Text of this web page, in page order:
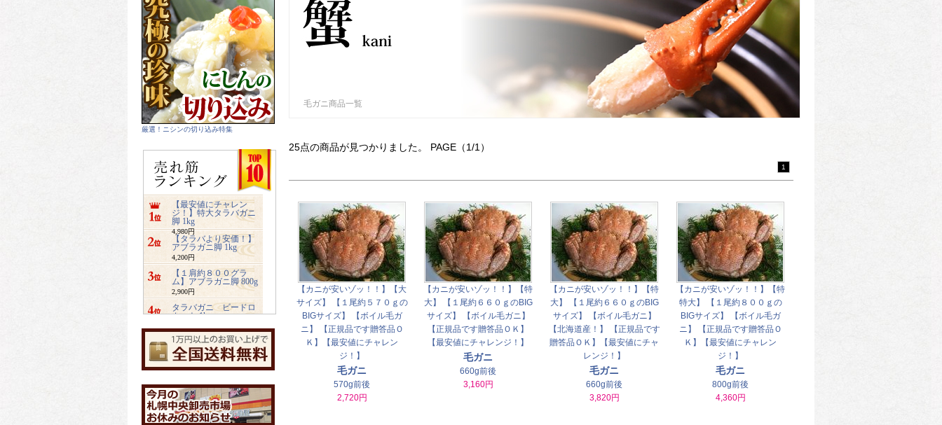
毛ガニ商品一覧
25点の商品が見つかりました。 PAGE（1/1）
1
【カニが安いゾッ！！】【大
サイズ】 【１尾約５７０ｇの
BIGサイズ】 【ボイル毛ガ
ニ】 【正規品です贈答品Ｏ
Ｋ】【最安値にチャレン
ジ！】
毛ガニ
570g前後
2,720円
【カニが安いゾッ！！】【特
大】 【１尾約６６０ｇのBIG
サイズ】 【ボイル毛ガニ】
【正規品です贈答品ＯＫ】
【最安値にチャレンジ！】
毛ガニ
660g前後
3,160円
【カニが安いゾッ！！】【特
大】 【１尾約６６０ｇのBIG
サイズ】 【ボイル毛ガニ】
【北海道産！】 【正規品です
贈答品ＯＫ】【最安値にチャ
レンジ！】
毛ガニ
660g前後
3,820円
【カニが安いゾッ！！】【特
特大】 【１尾約８００ｇの
BIGサイズ】 【ボイル毛ガ
ニ】 【正規品です贈答品Ｏ
Ｋ】【最安値にチャレン
ジ！】
毛ガニ
800g前後
4,360円
厳選！ニシンの切り込み特集
【最安値にチャレン
ジ！】特大タラバガニ
脚 1kg
4,980円
【タラバより安価！】
アブラガニ脚 1kg
4,200円
【１肩約８００グラ
ム】アブラガニ脚 800g
2,900円
タラバガニ ビードロ
カット 1kg
ズワイガニ ビードロ
カット 1kg
3,400円
り】みちのく松前
4,800円
【特大2キロ入り】業務
用ホッキ貝サラダ